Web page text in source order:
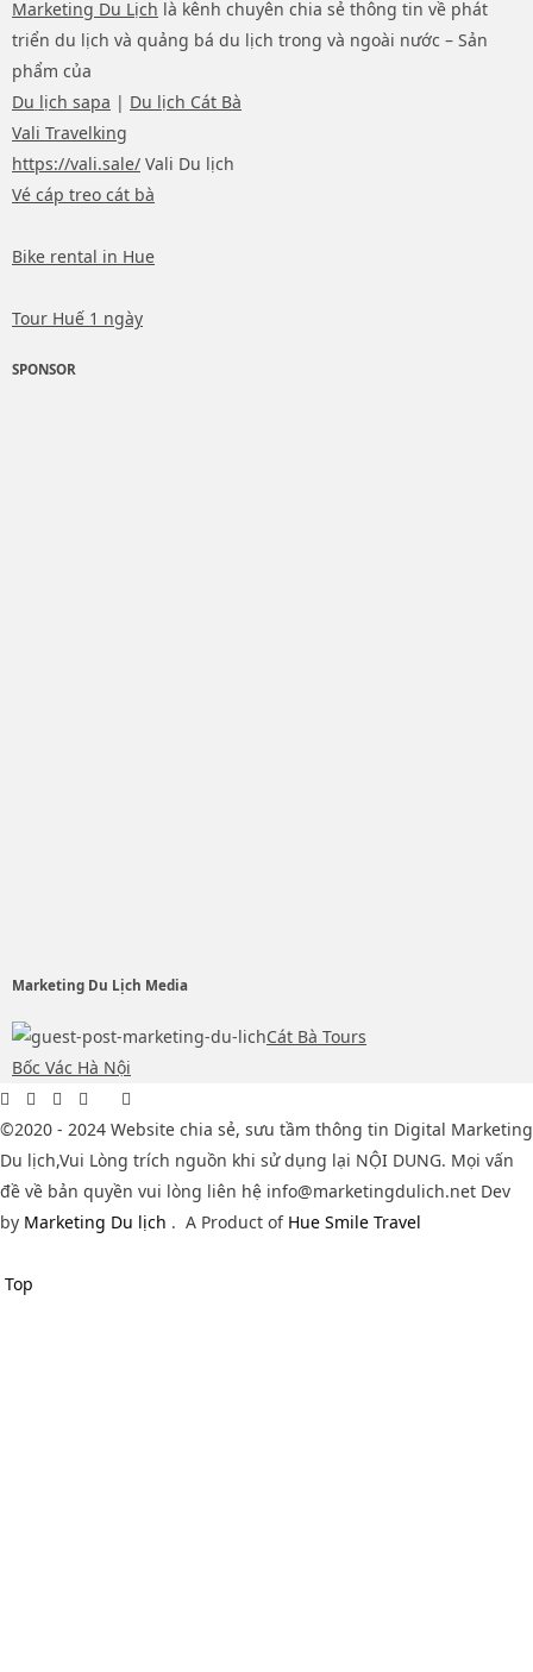
Marketing Du Lịch là kênh chuyên chia sẻ thông tin về phát
triển du lịch và quảng bá du lịch trong và ngoài nước – Sản
phẩm của
Du lịch sapa | Du lịch Cát Bà
Vali Travelking
https://vali.sale/ Vali Du lịch
Vé cáp treo cát bà
Bike rental in Hue
Tour Huế 1 ngày
SPONSOR
Marketing Du Lịch Media
Cát Bà Tours
Bốc Vác Hà Nội
©2020 - 2024 Website chia sẻ, sưu tầm thông tin Digital Marketing
Du lịch,Vui Lòng trích nguồn khi sử dụng lại NỘI DUNG. Mọi vấn
đề về bản quyền vui lòng liên hệ info@marketingdulich.net Dev
by Marketing Du lịch . A Product of Hue Smile Travel
Top